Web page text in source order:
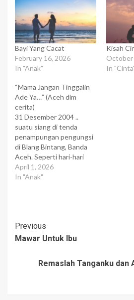
Bayi Yang Cacat
February 16, 2026
In "Anak"
Kisah
October
In
“Mama Jangan Tinggalin
Ade Ya…” (Aceh dlm
cerita)
31 Desember 2004 ..
suatu siang di tenda
penampungan pengungsi
di Blang Bintang, Banda
Aceh. Seperti hari-hari
lalu, banyak orang lalu
lalang diantara barisan
membesarkan hati
mereka. Juga relawan
para penderma. Diantara
April 1, 2026
In "Anak"
Post
Navigation
Previous
Mawar Untuk Ibu
Remaslah Tanganku dan